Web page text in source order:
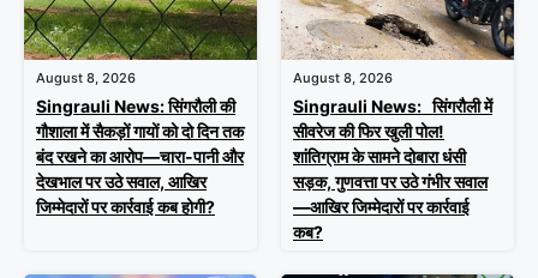
August 8, 2026
Singrauli News: सिंगरौली की
गौशाला में सैकड़ों गायों को दो दिन तक
बंद रखने का आरोप—चारा-पानी और
देखभाल पर उठे सवाल, आखिर
जिम्मेदारों पर कार्रवाई कब होगी?
August 8, 2026
Singrauli News: सिंगरौली में
सीवरेज की फिर खुली पोल!
शांतिग्राम के सामने दोबारा धंसी
सड़क, गुणवत्ता पर उठे गंभीर सवाल
—आखिर जिम्मेदारों पर कार्रवाई
कब?